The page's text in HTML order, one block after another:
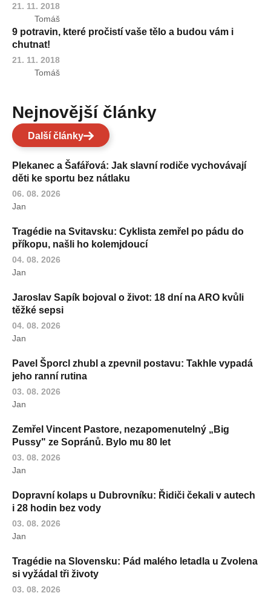
21. 11. 2018
Tomáš
9 potravin, které pročistí vaše tělo a budou vám i
chutnat!
21. 11. 2018
Tomáš
Nejnovější články
Další články
Plekanec a Šafářová: Jak slavní rodiče vychovávají
děti ke sportu bez nátlaku
06. 08. 2026
Jan
Tragédie na Svitavsku: Cyklista zemřel po pádu do
příkopu, našli ho kolemjdoucí
04. 08. 2026
Jan
Jaroslav Sapík bojoval o život: 18 dní na ARO kvůli
těžké sepsi
04. 08. 2026
Jan
Pavel Šporcl zhubl a zpevnil postavu: Takhle vypadá
jeho ranní rutina
03. 08. 2026
Jan
Zemřel Vincent Pastore, nezapomenutelný „Big
Pussy" ze Sopránů. Bylo mu 80 let
03. 08. 2026
Jan
Dopravní kolaps u Dubrovníku: Řidiči čekali v autech
i 28 hodin bez vody
03. 08. 2026
Jan
Tragédie na Slovensku: Pád malého letadla u Zvolena
si vyžádal tři životy
03. 08. 2026